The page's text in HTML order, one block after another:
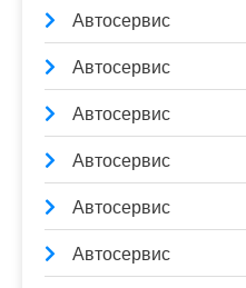
Автосервис
Автосервис
Автосервис
Автосервис
Автосервис
Автосервис